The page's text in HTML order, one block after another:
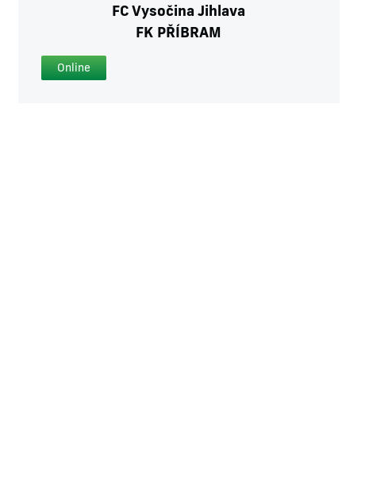
FC Vysočina Jihlava
FK PŘÍBRAM
Online